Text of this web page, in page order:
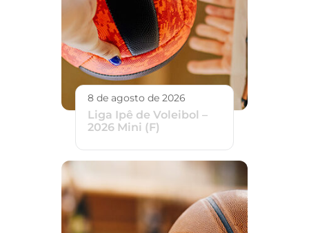
8 de agosto de 2026
Liga Ipê de Voleibol –
2026 Mini (F)